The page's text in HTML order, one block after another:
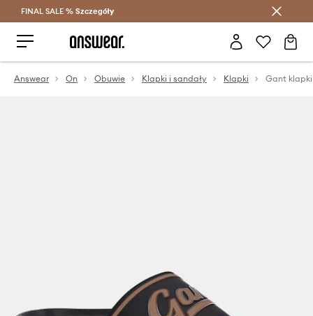
Oszczędzaj z Answear Club >
FINAL SALE % Szczegóły
Answear On Obuwie Klapki i sandały Klapki Gant